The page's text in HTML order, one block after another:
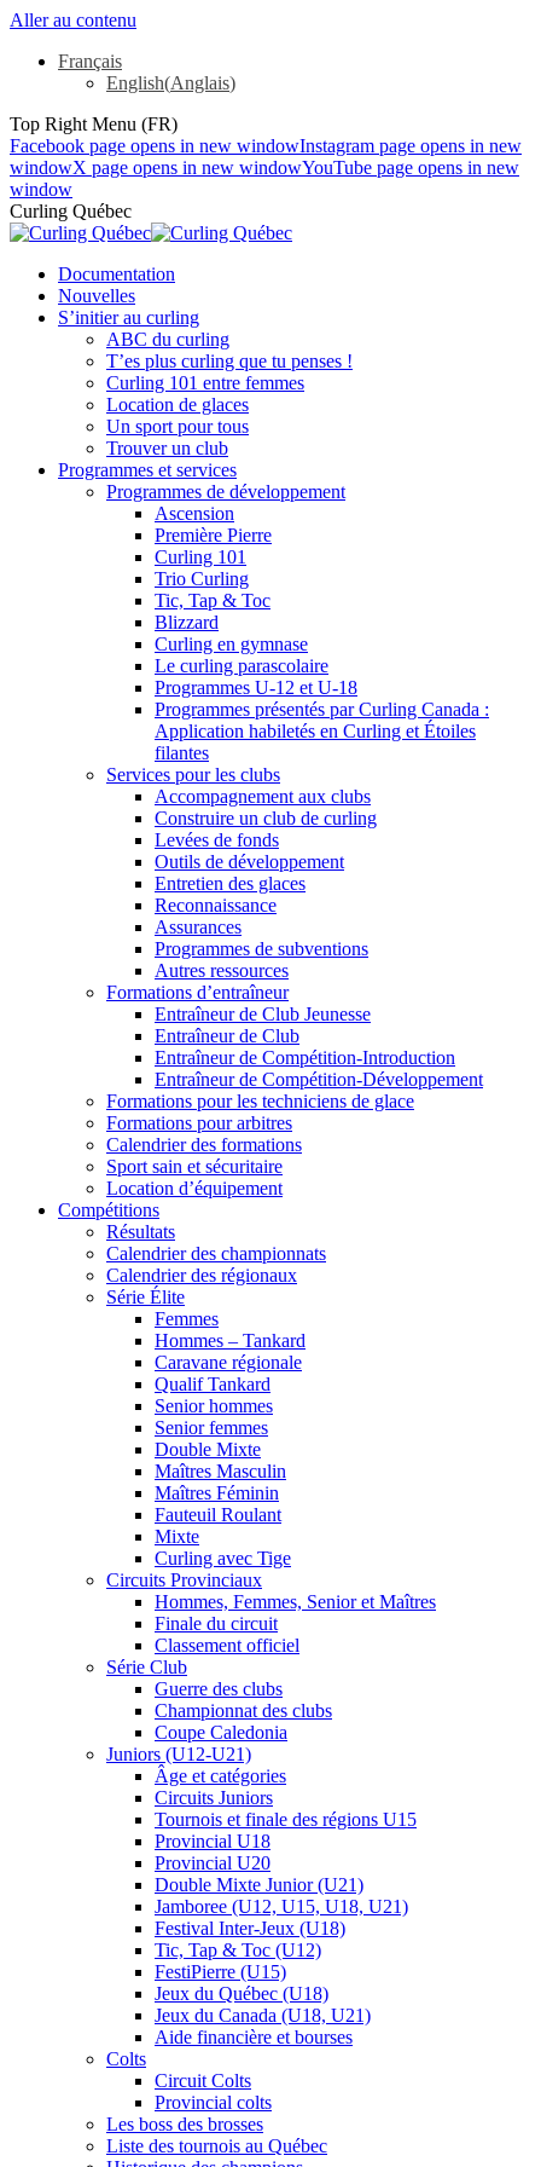
Aller au contenu
Français
English(Anglais)
Top Right Menu (FR)
Facebook page opens in new windowInstagram page opens in new
windowX page opens in new windowYouTube page opens in new
window
Curling Québec
Documentation
Nouvelles
S’initier au curling
ABC du curling
T’es plus curling que tu penses !
Curling 101 entre femmes
Location de glaces
Un sport pour tous
Trouver un club
Programmes et services
Programmes de développement
Ascension
Première Pierre
Curling 101
Trio Curling
Tic, Tap & Toc
Blizzard
Curling en gymnase
Le curling parascolaire
Programmes U-12 et U-18
Programmes présentés par Curling Canada :
Application habiletés en Curling et Étoiles
filantes
Services pour les clubs
Accompagnement aux clubs
Construire un club de curling
Levées de fonds
Outils de développement
Entretien des glaces
Reconnaissance
Assurances
Programmes de subventions
Autres ressources
Formations d’entraîneur
Entraîneur de Club Jeunesse
Entraîneur de Club
Entraîneur de Compétition-Introduction
Entraîneur de Compétition-Développement
Formations pour les techniciens de glace
Formations pour arbitres
Calendrier des formations
Sport sain et sécuritaire
Location d’équipement
Compétitions
Résultats
Calendrier des championnats
Calendrier des régionaux
Série Élite
Femmes
Hommes – Tankard
Caravane régionale
Qualif Tankard
Senior hommes
Senior femmes
Double Mixte
Maîtres Masculin
Maîtres Féminin
Fauteuil Roulant
Mixte
Curling avec Tige
Circuits Provinciaux
Hommes, Femmes, Senior et Maîtres
Finale du circuit
Classement officiel
Série Club
Guerre des clubs
Championnat des clubs
Coupe Caledonia
Juniors (U12-U21)
Âge et catégories
Circuits Juniors
Tournois et finale des régions U15
Provincial U18
Provincial U20
Double Mixte Junior (U21)
Jamboree (U12, U15, U18, U21)
Festival Inter-Jeux (U18)
Tic, Tap & Toc (U12)
FestiPierre (U15)
Jeux du Québec (U18)
Jeux du Canada (U18, U21)
Aide financière et bourses
Colts
Circuit Colts
Provincial colts
Les boss des brosses
Liste des tournois au Québec